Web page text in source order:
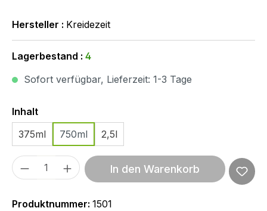
Hersteller : Kreidezeit
Lagerbestand : 4
Sofort verfügbar, Lieferzeit: 1-3 Tage
InhaltAuswählen
375ml
750ml 2,5l
Produkt Anzahl: Gib den gewünschten
In den Warenkorb
Produktnummer: 1501